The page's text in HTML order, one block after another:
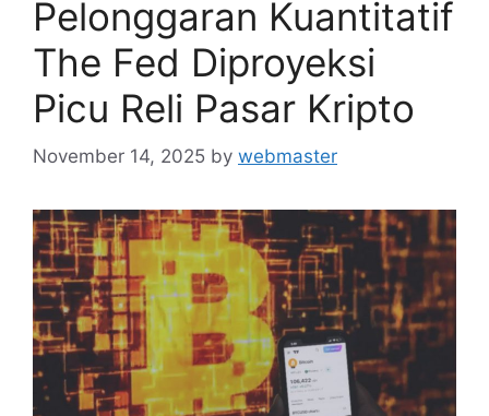
Pelonggaran Kuantitatif
The Fed Diproyeksi
Picu Reli Pasar Kripto
November 14, 2025 by webmaster